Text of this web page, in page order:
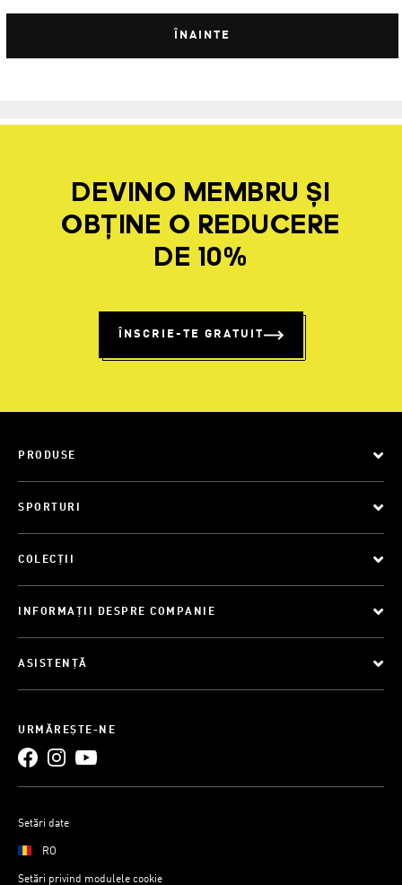
ÎNAINTE
DEVINO MEMBRU ȘI
OBȚINE O REDUCERE
DE 10%
ÎNSCRIE-TE GRATUIT
PRODUSE
SPORTURI
COLECȚII
INFORMAȚII DESPRE COMPANIE
ASISTENȚĂ
URMĂREȘTE-NE
Setări date
RO
Setări privind modulele cookie